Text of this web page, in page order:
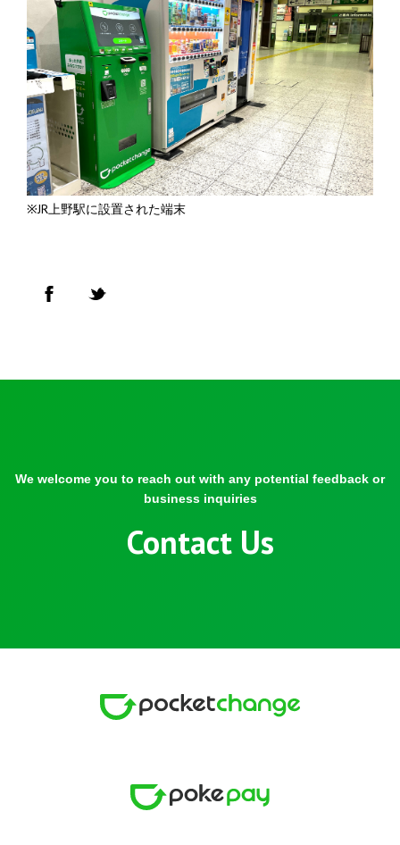
※JR上野駅に設置された端末
We welcome you to reach out with any potential feedback or
business inquiries
Contact Us